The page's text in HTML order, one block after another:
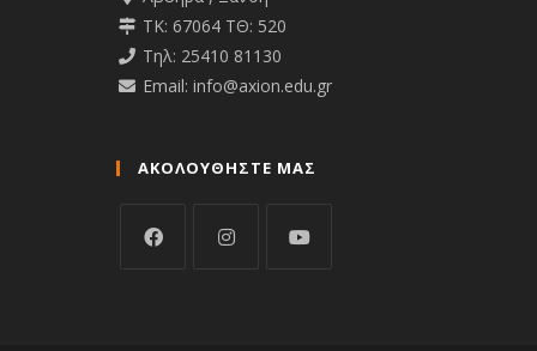
ΤΚ: 67064 ΤΘ: 520
Τηλ: 25410 81130
Email: info@axion.edu.gr
ΑΚΟΛΟΥΘΉΣΤΕ ΜΑΣ